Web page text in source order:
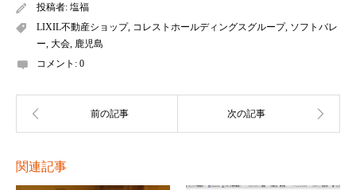
投稿者: 塩福
LIXIL不動産ショップ, コレストホールディングスグループ, ソフトバレ
ー 大会 鹿児島
コメント: 0
関連記事